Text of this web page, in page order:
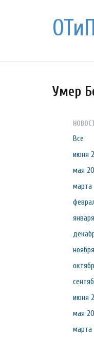
Умер
Все
июня
мая
марта
июня
мая
марта